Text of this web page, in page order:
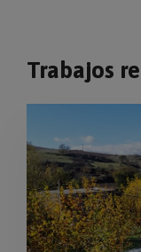
Trabajos